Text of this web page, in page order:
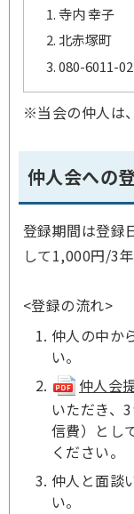
寺内 幸子
北赤塚町
080-6011-
※当会の仲人は
仲人会への
登録期間は登録
して1,000円/3年
<登録の流れ>
仲人の中か
い。
仲人会
いただき、
信費）とし
ください。
仲人と面談
い。